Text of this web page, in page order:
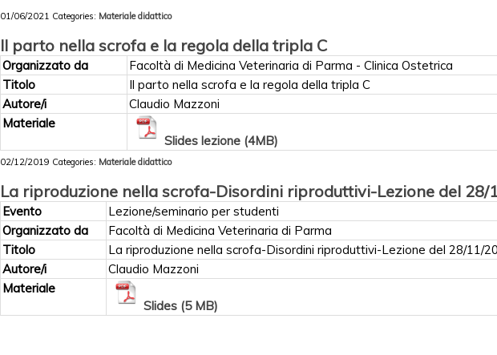
01/06/2021 Categories: Materiale didattico
Il parto nella scrofa e la regola della tripla C
Organizzato da
Facoltà di Medicina Veterinaria di Parma - Clinica Ostetrica
Titolo
Il parto nella scrofa e la regola della tripla C
Autore/i
Claudio Mazzoni
Materiale
Slides lezione (4MB)
02/12/2019 Categories: Materiale didattico
La riproduzione nella scrofa-Disordini riproduttivi-Lezione del 28/
Evento
Lezione/seminario per studenti
Organizzato da
Facoltà di Medicina Veterinaria di Parma
Titolo
La riproduzione nella scrofa-Disordini riproduttivi-Lezione del 28/11/
Autore/i
Claudio Mazzoni
Materiale
Slides (5 MB)